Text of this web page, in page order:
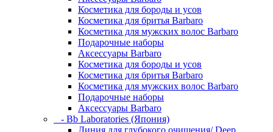
Косметика для бороды и усов
Косметика для бритья Barbaro
Косметика для мужских волос Barbaro
Подарочные наборы
Аксессуары Barbaro
Косметика для бороды и усов
Косметика для бритья Barbaro
Косметика для мужских волос Barbaro
Подарочные наборы
Аксессуары Barbaro
- Bb Laboratories (Япония)
Линия для глубокого очищения/ Deep